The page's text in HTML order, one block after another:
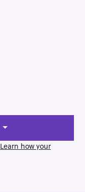
Learn how your